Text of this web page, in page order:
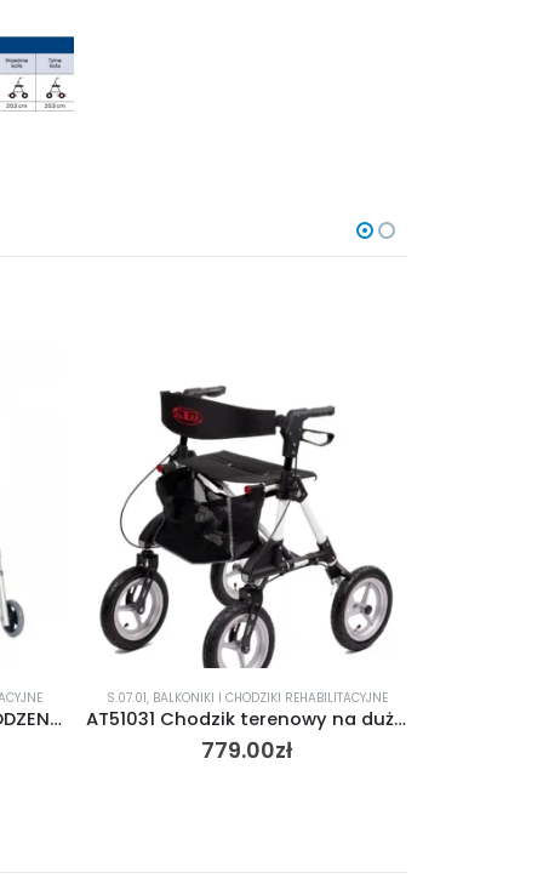
I CHODZIKI REHABILITACYJNE
AT51031 Chodzik terenowy na dużych kołach
ANTAR,S.07.01,BALKONIKI I CHODZIKI
AT51002 Balkonik trójfunkcyjny